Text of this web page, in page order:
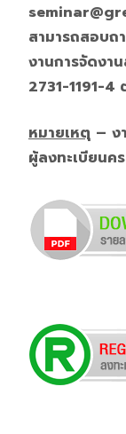
สามารถสอบ
งานการจัดง
2731-1191-4
หมายเหตุ – ง
ผู้ลงทะเบียนค